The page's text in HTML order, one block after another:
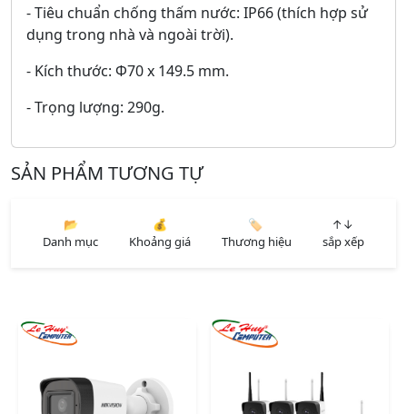
- Tiêu chuẩn chống thấm nước: IP66 (thích hợp sử
dụng trong nhà và ngoài trời).
- Kích thước: Φ70 x 149.5 mm.
- Trọng lượng: 290g.
SẢN PHẨM TƯƠNG TỰ
📂
Danh mục
💰
Khoảng giá
🏷️
Thương hiệu
↑↓
sắp xếp